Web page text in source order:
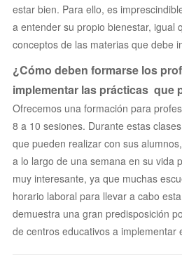
estar bien. Para ello, es
a entender su propio bienestar, igual
conceptos de las materias que debe
¿Cómo deben formarse los
implementar las prácticas que
Ofrecemos una formación para
8 a 10 sesiones. Durante estas
que pueden realizar con sus
a lo largo de una semana en su vida
muy interesante, ya que muchas
horario laboral para llevar a cabo
demuestra una gran predisposición
de centros educativos a implementar